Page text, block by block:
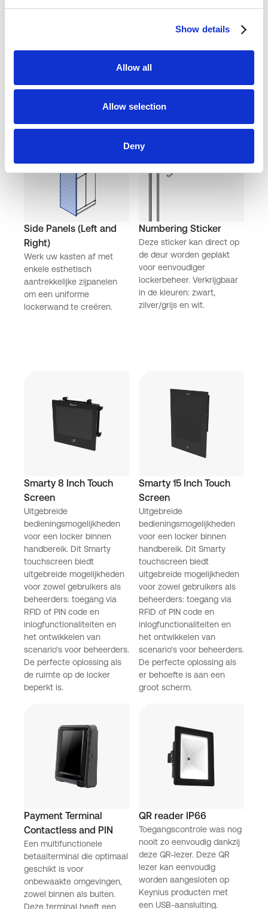
Show details
Allow all
Allow selection
Deny
kledinghaak met twee
Clothing Rod (20mm)
kledinghangers.
Side Panels (Left and
Right)
Werk uw kasten af ​​met
enkele esthetisch
aantrekkelijke zijpanelen
om een ​​uniforme
lockerwand te creëren.
Numbering Sticker
Deze sticker kan direct op
de deur worden geplakt
voor eenvoudiger
lockerbeheer. Verkrijgbaar
in de kleuren: zwart,
zilver/grijs en wit.
Smarty 8 Inch Touch
Screen
Uitgebreide
bedieningsmogelijkheden
voor een locker binnen
handbereik. Dit Smarty
touchscreen biedt
uitgebreide mogelijkheden
voor zowel gebruikers als
beheerders: toegang via
RFID of PIN code en
inlogfunctionaliteiten en
het ontwikkelen van
scenario's voor beheerders.
De perfecte oplossing als
de ruimte op de locker
beperkt is.
Smarty 15 Inch Touch
Screen
Uitgebreide
bedieningsmogelijkheden
voor een locker binnen
handbereik. Dit Smarty
touchscreen biedt
uitgebreide mogelijkheden
voor zowel gebruikers als
beheerders: toegang via
RFID of PIN code en
inlogfunctionaliteiten en
het ontwikkelen van
scenario's voor beheerders.
De perfecte oplossing als
er behoefte is aan een
groot scherm.
Payment Terminal
Contactless and PIN
Een multifunctionele
betaalterminal die optimaal
geschikt is voor
onbewaakte omgevingen,
zowel binnen als buiten.
Deze terminal heeft een
QR reader IP66
Toegangscontrole was nog
nooit zo eenvoudig dankzij
deze QR-lezer. Deze QR
lezer kan eenvoudig
worden aangesloten op
Keynius producten met
een USB-aansluiting.